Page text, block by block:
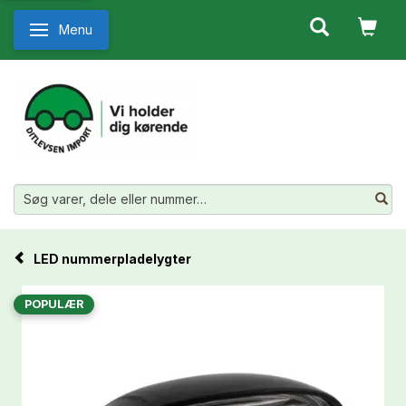
Skifte navigation
Menu
LED nummerpladelygter
POPULÆR